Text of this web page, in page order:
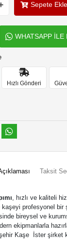
Sepete Ekle
WHATSAPP İLE
Hızlı Gönderi
Taksit
, hızlı ve kaliteli
profesyonel bir
bireysel ve
ekipmanlarla
Kaşe İster şirket